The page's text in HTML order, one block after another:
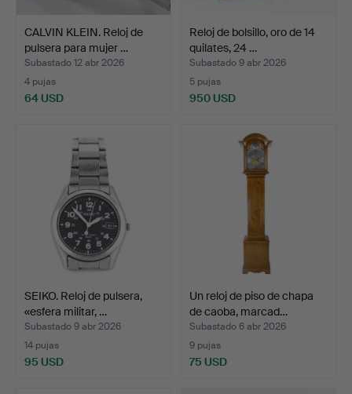
CALVIN KLEIN. Reloj de
pulsera para mujer …
Subastado 12 abr 2026
4 pujas
64 USD
Reloj de bolsillo, oro de 14
quilates, 24 …
Subastado 9 abr 2026
5 pujas
950 USD
SEIKO. Reloj de pulsera,
«esfera militar, …
Subastado 9 abr 2026
14 pujas
95 USD
Un reloj de piso de chapa
de caoba, marcad…
Subastado 6 abr 2026
9 pujas
75 USD